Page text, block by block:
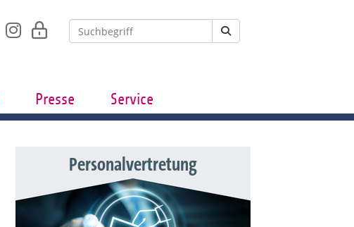
Presse Service
Personalvertretung